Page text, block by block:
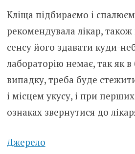
Клiща підбираємо і
рекомендувала лiкар, також
сенсу його здавати куди-
лабораторію немає, так як
випадку, треба буде
і місцем yкусу, і при
ознаках звернутися до
Джерело